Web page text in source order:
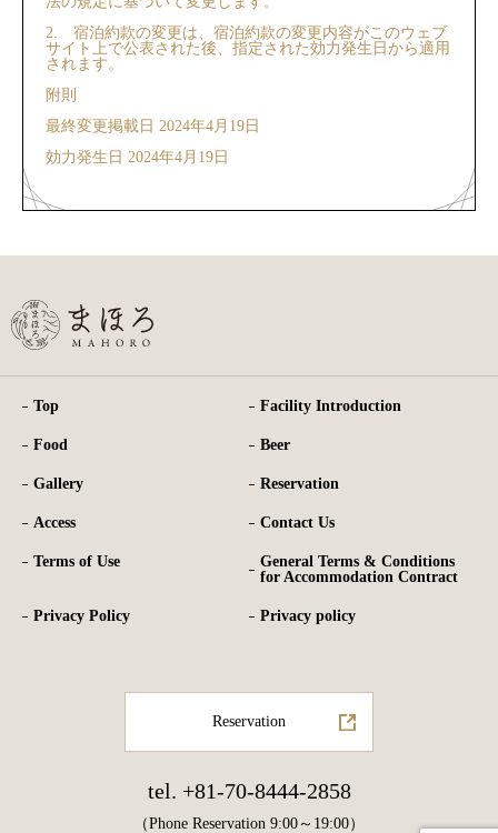
2. 宿泊約款の変更は、宿泊約款の変更内容がこのウェブ
サイト上で公表された後、指定された効力発生日から適用
されます。
附則
最終変更掲載日 2024年4月19日
効力発生日 2024年4月19日
Top Facility Introduction
Food Beer
Gallery Reservation
Access Contact Us
Terms of Use
General Terms & Conditions
for Accommodation Contract
Privacy Policy Privacy policy
Reservation
tel. +81-70-8444-2858
（Phone Reservation 9:00～19:00）